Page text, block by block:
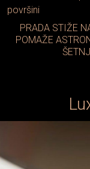
PRADA STIŽE
POMAŽE